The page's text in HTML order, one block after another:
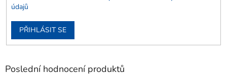
údajů
PŘIHLÁSIT SE
Poslední hodnocení produktů